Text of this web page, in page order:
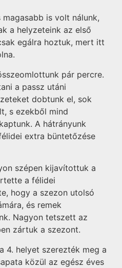
is volt nálunk,
a helyzeteink az első
egálra hoztuk, mert itt
pár percre.
a passz utáni
dobtunk el, sok
s ezekből mind
A hátrányunk
extra büntetőzése
szépen kijavítottuk a
a félidei
hogy a szezon utolsó
és remek
Nagyon tetszett az
zártuk a szezont.
4. helyet szerezték meg a
közül az egész éves